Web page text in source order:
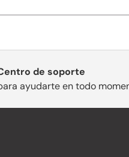
de soporte
ayudarte en todo